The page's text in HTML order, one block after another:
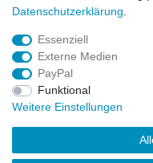
Zahlung und Versand
Vertrag widerrufen
Rücksendung
Verpackung
News
Daten­schutz­erklärung
Essenziell
Externe Medien
PayPal
Funktional
Weitere Einstellungen